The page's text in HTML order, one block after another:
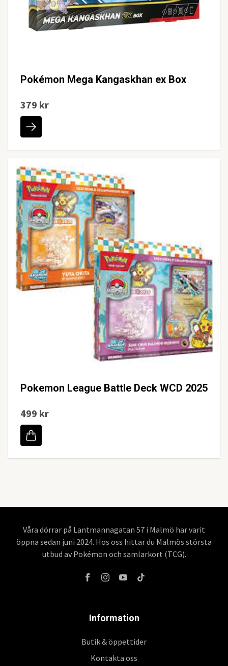
Pokémon Mega Kangaskhan ex Box
379 kr
Pokemon League Battle Deck WCD 2025
499 kr
Våra dörrar på Lantmannagatan 57 i Malmö har varit
öppna sedan juni 2024. Hos oss hittar du Malmös största
utbud av Pokémon och samlarkort (TCG).
Information
Butik & öppettider
Kontakta oss